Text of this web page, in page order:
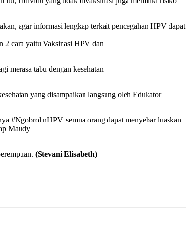
agar informasi lengkap terkait pencegahan HPV dapat
2 cara yaitu Vaksinasi HPV dan
merasa tabu dengan kesehatan
yang disampaikan langsung oleh Edukator
#NgobrolinHPV, semua orang dapat menyebar luaskan
Maudy
(Stevani Elisabeth)